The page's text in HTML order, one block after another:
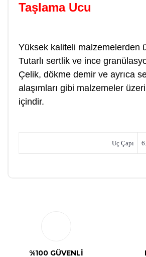
Taşlama Ucu
Yüksek kaliteli malzemelerden
Tutarlı sertlik ve ince
Çelik, dökme demir ve ayrıca
alaşımları gibi malzemeler
içindir.
Uç Çapı
%100 GÜVENLİ